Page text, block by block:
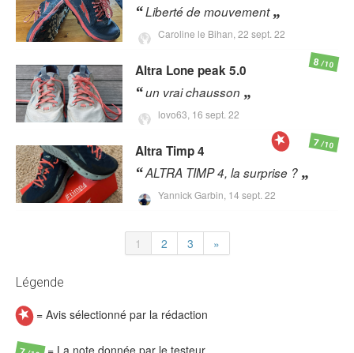
Liberté de mouvement
Caroline le Bihan, 22 sept. 22
Altra Lone peak 5.0
un vrai chausson
lovo63, 16 sept. 22
8/10
Altra Timp 4
ALTRA TIMP 4, la surprise ?
Yannick Garbin, 14 sept. 22
7/10
1 2 3 »
Légende
= Avis sélectionné par la rédaction